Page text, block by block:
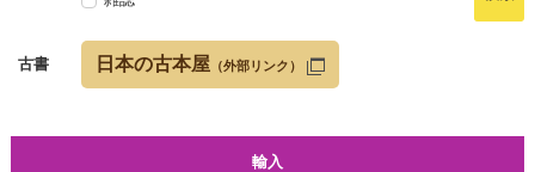
輸入
古書 日本の古本屋 （外部リンク）